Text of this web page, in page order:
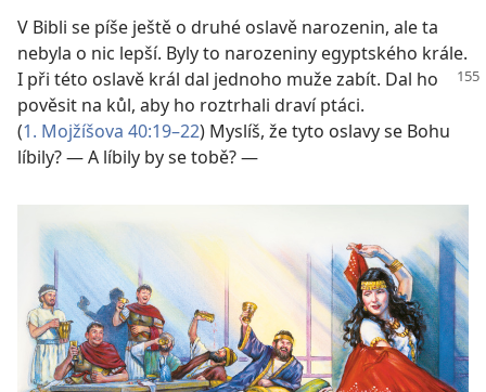
V Bibli se píše ještě o druhé oslavě narozenin, ale ta
nebyla o nic lepší. Byly to narozeniny egyptského krále.
I při této oslavě král dal jednoho muže zabít. Dal ho
pověsit na kůl, aby ho roztrhali draví ptáci.
(1. Mojžíšova 40:19–22) Myslíš, že tyto oslavy se Bohu
líbily? — A líbily by se tobě? —